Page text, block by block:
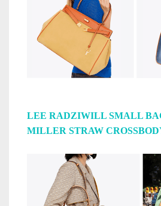
LEE RADZIWILL SMALL
MILLER STRAW